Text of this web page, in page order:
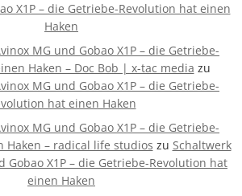
X1P – die Getriebe-Revolution hat einen
Haken
MG und Gobao X1P – die Getriebe-
Haken – Doc Bob | x-tac media zu
MG und Gobao X1P – die Getriebe-
hat einen Haken
MG und Gobao X1P – die Getriebe-
Haken – radical life studios zu Schaltwerk
Gobao X1P – die Getriebe-Revolution hat
einen Haken